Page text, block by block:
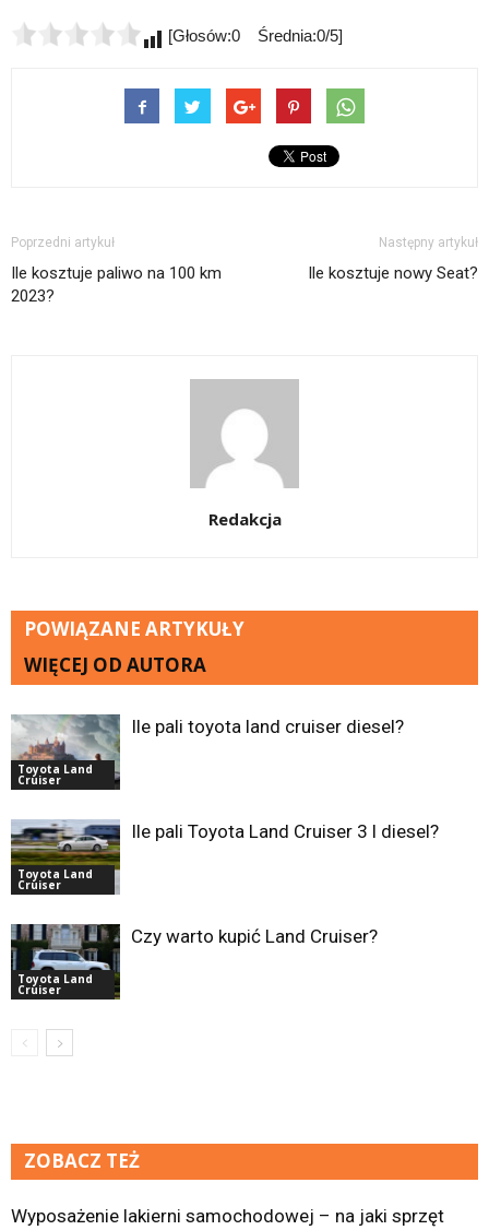
[Głosów:0 Średnia:0/5]
Poprzedni artykuł
Ile kosztuje paliwo na 100 km
2023?
Następny artykuł
Ile kosztuje nowy Seat?
Redakcja
POWIĄZANE ARTYKUŁY
WIĘCEJ OD AUTORA
Toyota Land
Cruiser
Ile pali toyota land cruiser diesel?
Toyota Land
Cruiser
Ile pali Toyota Land Cruiser 3 l diesel?
Toyota Land
Cruiser
Czy warto kupić Land Cruiser?
ZOBACZ TEŻ
Wyposażenie lakierni samochodowej – na jaki sprzęt